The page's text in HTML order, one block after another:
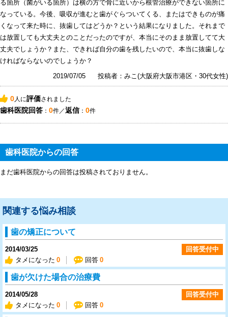
る箇所（菌がいる箇所）は横の方で骨に近いから根管治療ができない箇所に
なっている。今後、吸収が進むと歯がぐらついてくる、またはできものが痛
くなって来た時に、抜歯してはどうか？という結果になりました。それまで
は放置しても大丈夫とのことだったのですが、本当にそのまま放置してて大
丈夫でしょうか？また、できれば自分の歯を残したいので、本当に抜歯しな
ければならないのでしょうか？
2019/07/05
投稿者：みこ(大阪府大阪市港区・30代女性)
0 人に評価されました
歯科医院回答 ： 0件／返信： 0件
歯科医院からの回答
まだ歯科医院からの回答は投稿されておりません。
関連する悩み相談
歯の矯正について
2014/03/25
タメになった 0 回答 0
回答受付中
歯が欠けた場合の治療費
2014/05/28
タメになった 0 回答 0
回答受付中